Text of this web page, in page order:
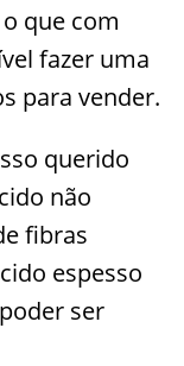
que com
fazer uma
para vender.
querido
não
fibras
espesso
ser